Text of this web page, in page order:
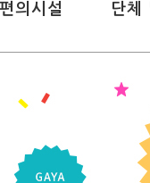
의시설 단체